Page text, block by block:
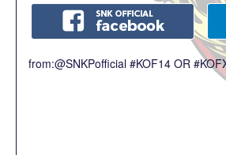
from:@SNKPofficial #KOF14 OR